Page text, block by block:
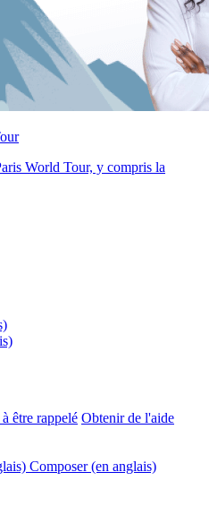
World Tour, y compris la
être rappelé Obtenir de l'aide
Composer (en anglais)